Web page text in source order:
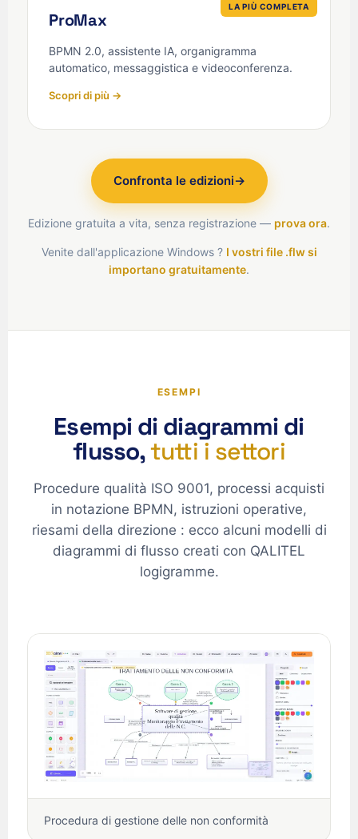
LA PIÙ COMPLETA
ProMax
BPMN 2.0, assistente IA, organigramma
automatico, messaggistica e videoconferenza.
Scopri di più →
Confronta le edizioni→
Edizione gratuita a vita, senza registrazione — prova ora.
Venite dall'applicazione Windows ? I vostri file .flw si
importano gratuitamente.
ESEMPI
Esempi di diagrammi di
flusso,tutti i settori
Procedure qualità ISO 9001, processi acquisti
in notazione BPMN, istruzioni operative,
riesami della direzione : ecco alcuni modelli di
diagrammi di flusso creati con QALITEL
logigramme.
Procedura di gestione delle non conformità